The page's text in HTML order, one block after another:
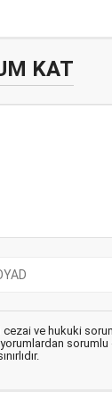
KAT
cezai ve hukuki